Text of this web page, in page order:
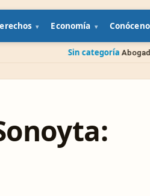
Economía
Abogado gratis del